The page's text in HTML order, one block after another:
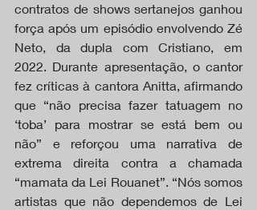
contratos de shows sertanejos ganhou
força após um episódio envolvendo Zé
Neto, da dupla com Cristiano, em
2022. Durante apresentação, o cantor
fez críticas à cantora Anitta, afirmando
que “não precisa fazer tatuagem no
‘toba’ para mostrar se está bem ou
não” e reforçou uma narrativa de
extrema direita contra a chamada
“mamata da Lei Rouanet”. “Nós somos
artistas que não dependemos de Lei